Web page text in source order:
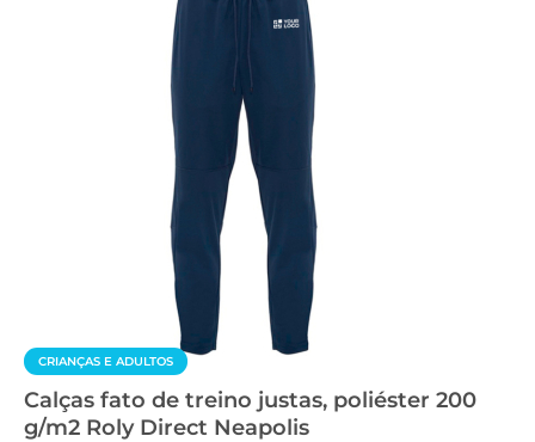
CRIANÇAS E ADULTOS
Calças fato de treino justas, poliéster 200
g/m2 Roly Direct Neapolis